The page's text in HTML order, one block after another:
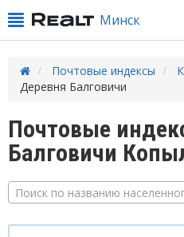
Минск
Почтовые индексы
Деревня Балговичи
Почтовые
Балговичи
Поиск по названию